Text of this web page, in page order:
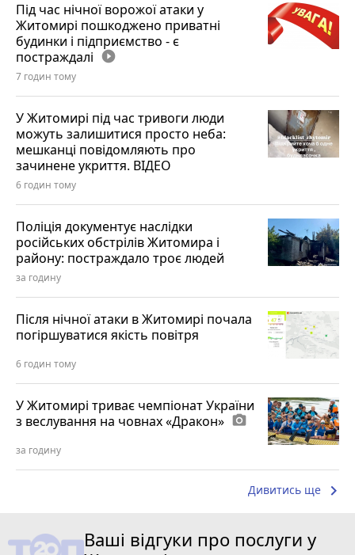
Під час нічної ворожої атаки у
Житомирі пошкоджено приватні
будинки і підприємство - є
постраждалі play_circle_filled
7 годин тому
У Житомирі під час тривоги люди
можуть залишитися просто неба:
мешканці повідомляють про
зачинене укриття. ВІДЕО
6 годин тому
Поліція документує наслідки
російських обстрілів Житомира і
району: постраждало троє людей
за годину
Після нічної атаки в Житомирі почала
погіршуватися якість повітря
6 годин тому
У Житомирі триває чемпіонат України
з веслування на човнах «Дракон» photo_camera
за годину
Дивитись ще keyboard_arrow_right
Ваші відгуки про послуги у